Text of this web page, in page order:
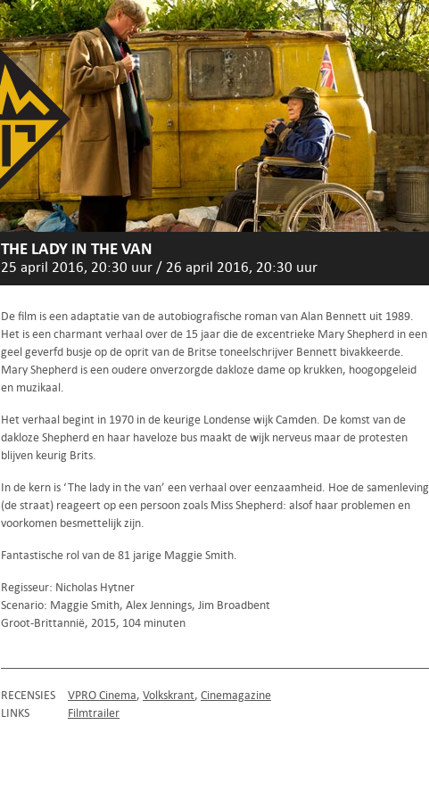
THE LADY IN THE VAN
25 april 2016, 20:30 uur / 26 april 2016, 20:30 uur
De film is een adaptatie van de autobiografische roman van Alan Bennett uit 1989.
Het is een charmant verhaal over de 15 jaar die de excentrieke Mary Shepherd in een
geel geverfd busje op de oprit van de Britse toneelschrijver Bennett bivakkeerde.
Mary Shepherd is een oudere onverzorgde dakloze dame op krukken, hoogopgeleid
en muzikaal.
Het verhaal begint in 1970 in de keurige Londense wijk Camden. De komst van de
dakloze Shepherd en haar haveloze bus maakt de wijk nerveus maar de protesten
blijven keurig Brits.
In de kern is ‘The lady in the van’ een verhaal over eenzaamheid. Hoe de samenleving
(de straat) reageert op een persoon zoals Miss Shepherd: alsof haar problemen en
voorkomen besmettelijk zijn.
Fantastische rol van de 81 jarige Maggie Smith.
Regisseur: Nicholas Hytner
Scenario: Maggie Smith, Alex Jennings, Jim Broadbent
Groot-Brittannië, 2015, 104 minuten
RECENSIES VPRO Cinema Volkskrant Cinemagazine
LINKS
Filmtrailer